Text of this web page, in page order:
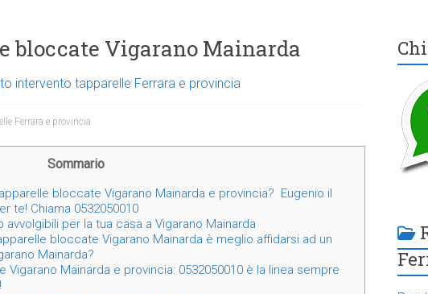
bloccate Vigarano Mainarda
intervento tapparelle Ferrara e provincia
Ferrara e provincia
Sommario
bloccate Vigarano Mainarda e provincia? Eugenio il
te! Chiama 0532050010
avvolgibili per la tua casa a Vigarano Mainarda
bloccate Vigarano Mainarda è meglio affidarsi ad un
Mainarda?
Mainarda e provincia: 0532050010 è la linea sempre